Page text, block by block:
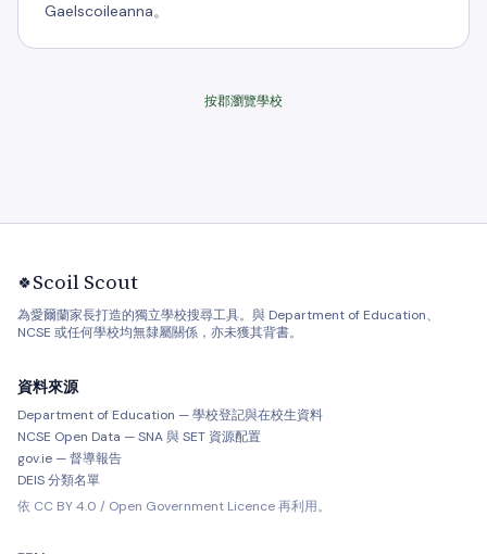
Gaelscoileanna。
按郡瀏覽學校
🍀Scoil Scout
為愛爾蘭家長打造的獨立學校搜尋工具。與 Department of Education、
NCSE 或任何學校均無隸屬關係，亦未獲其背書。
資料來源
Department of Education — 學校登記與在校生資料
NCSE Open Data — SNA 與 SET 資源配置
gov.ie — 督導報告
DEIS 分類名單
依 CC BY 4.0 / Open Government Licence 再利用。